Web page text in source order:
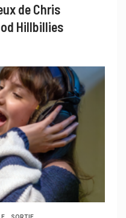
de Chris
Hillbillies